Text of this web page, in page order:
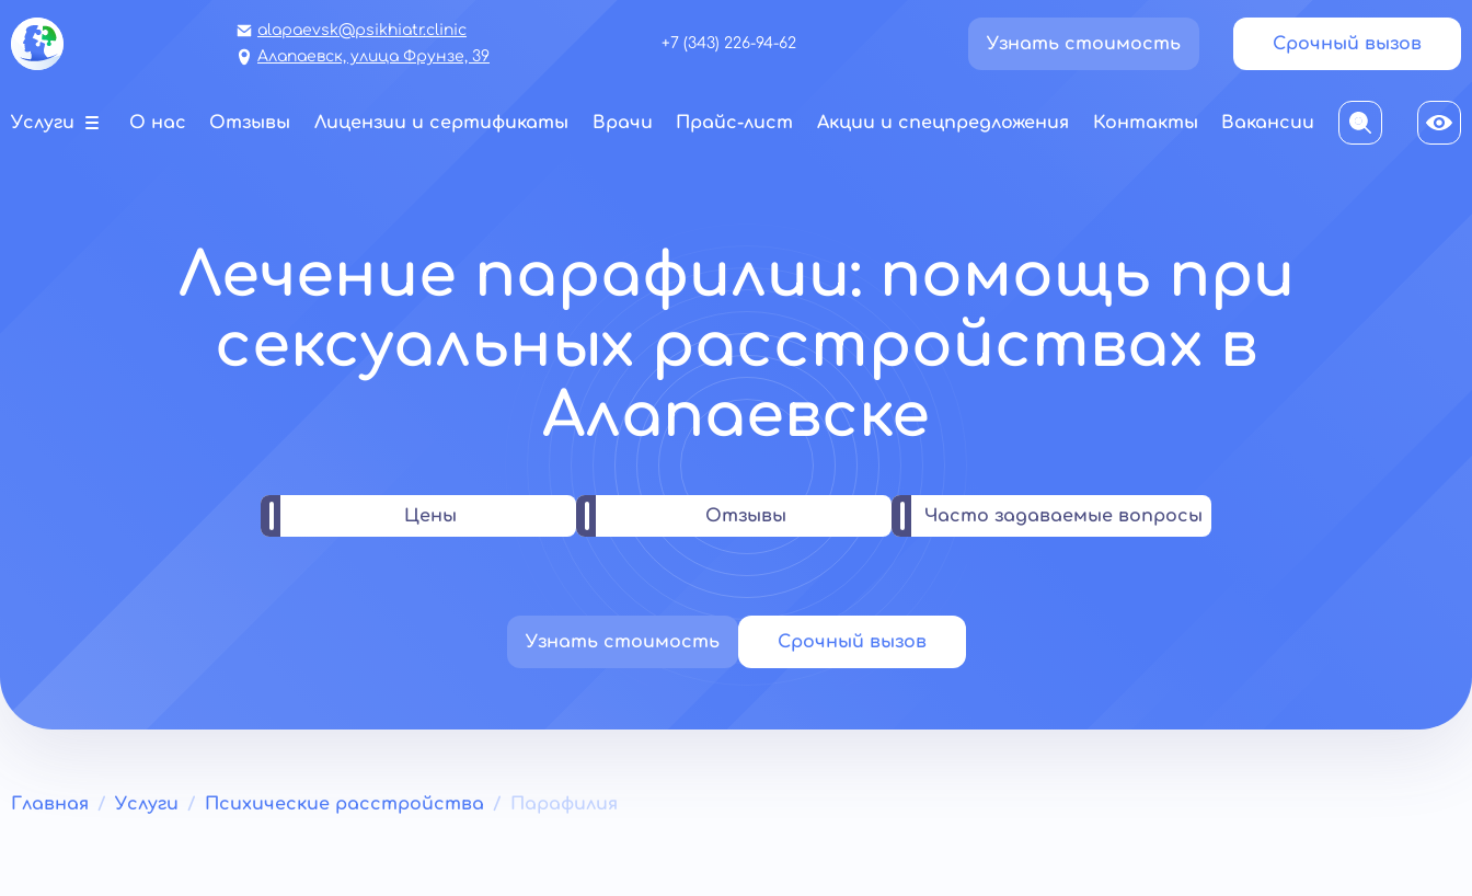
alapaevsk@psikhiatr.clinic
Алапаевск, улица Фрунзе, 39
+7 (343) 226-94-62 Узнать стоимость Срочный вызов
Услуги О нас Отзывы Лицензии и сертификаты Врачи Прайс-лист Акции и спецпредложения Контакты Вакансии
Лечение парафилии: помощь при
сексуальных расстройствах в
Алапаевске
Цены Отзывы Часто задаваемые вопросы
Узнать стоимость Срочный вызов
Главная Услуги Психические расстройства Парафилия